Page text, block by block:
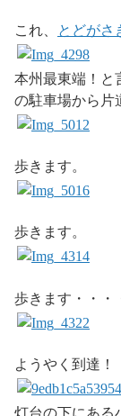
これ、 とどがさ
本州最東端！と
の駐車場から片
歩きます。
歩きます。
歩きます・・・
ようやく到達
灯台の下にある